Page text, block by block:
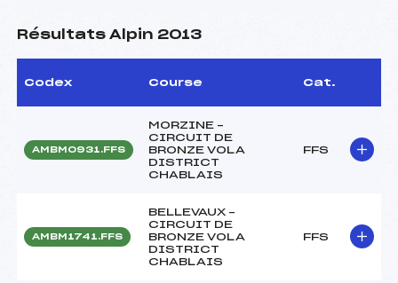
Résultats Alpin 2013
Codex Course Cat.
AMBM0931.FFS
MORZINE –
CIRCUIT DE
BRONZE VOLA
DISTRICT
CHABLAIS
FFS
AMBM1741.FFS
BELLEVAUX –
CIRCUIT DE
BRONZE VOLA
DISTRICT
CHABLAIS
FFS